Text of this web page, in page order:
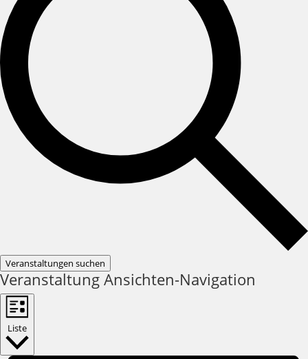
Veranstaltungen suchen
Veranstaltung Ansichten-Navigation
Liste